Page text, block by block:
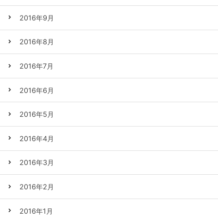
2016年9月
2016年8月
2016年7月
2016年6月
2016年5月
2016年4月
2016年3月
2016年2月
2016年1月